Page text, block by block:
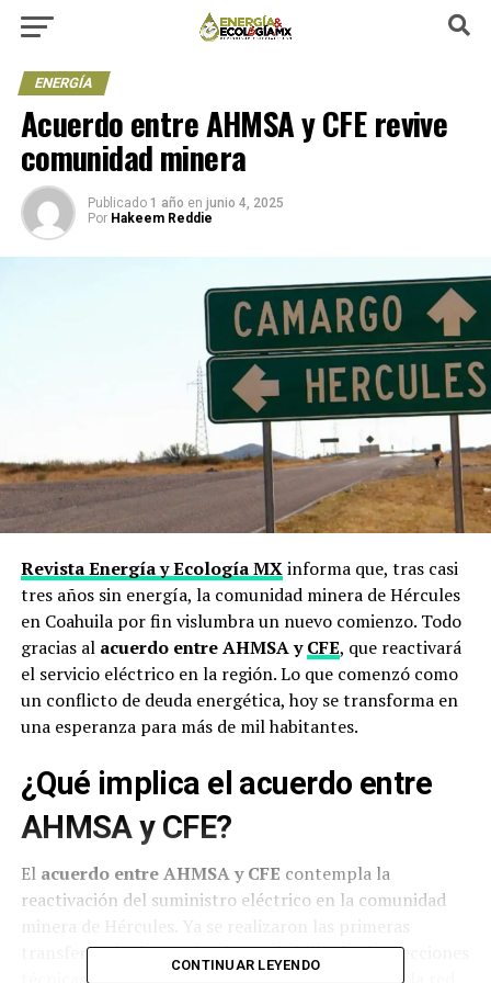
ENERGÍA
Acuerdo entre AHMSA y CFE revive
comunidad minera
Publicado 1 año en junio 4, 2025
Por Hakeem Reddie
Revista Energía y Ecología MXinforma que, tras casi
tres años sin energía, la comunidad minera de Hércules
en Coahuila por fin vislumbra un nuevo comienzo. Todo
gracias al acuerdo entre AHMSA yCFE, que reactivará
el servicio eléctrico en la región. Lo que comenzó como
un conflicto de deuda energética, hoy se transforma en
una esperanza para más de mil habitantes.
¿Qué implica el acuerdo entre
AHMSA y CFE?
El acuerdo entre AHMSA y CFE contempla la
reactivación del suministro eléctrico en la comunidad
transferencias bancarias, lo que habilita las inspecciones
CONTINUAR LEYENDO